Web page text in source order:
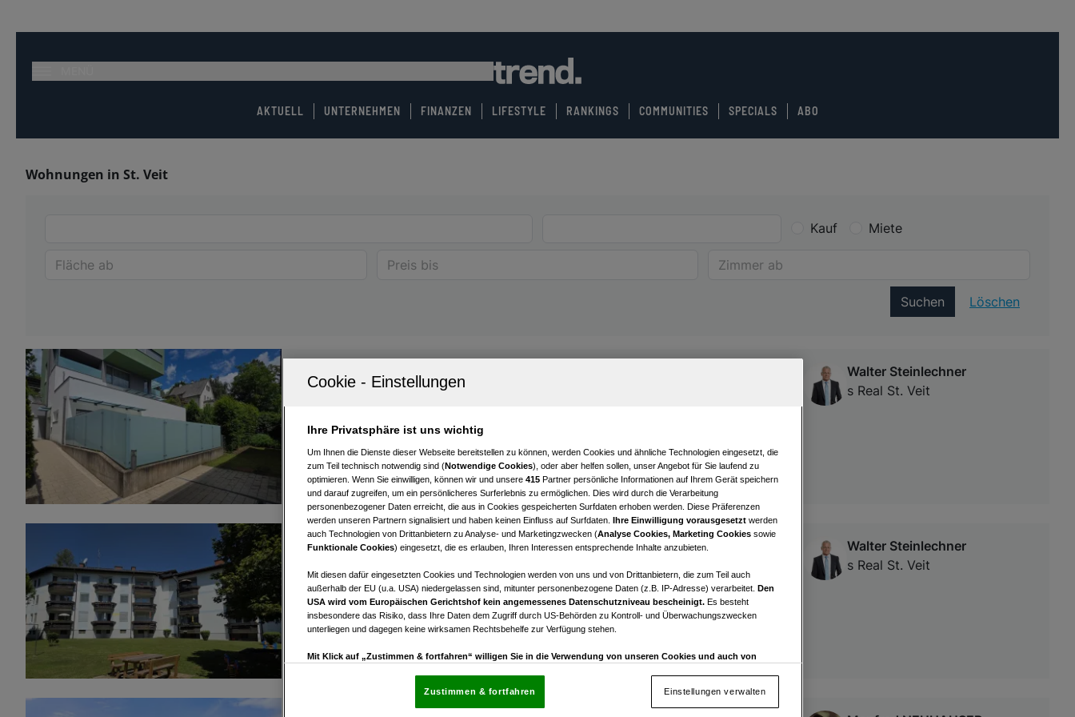
AKTUELL UNTERNEHMEN FINANZEN LIFESTYLE RANKINGS COMMUNITIES SPECIALS ABO
Wohnungen in St. Veit
Kauf Miete
Suchen Löschen
9300 St. Veit an der Glan
St. Veit/Glan - Top Eigentumswohnung
Zimmer
Walter Steinlechner
s Real St. Veit
9311 Kraig
47 m2
Wohnfläche
2
Zimmer
€ 100.000,00
Kaufpreis
Walter Steinlechner
s Real St. Veit
Ihre Privatsphäre ist uns wichtig
Um Ihnen die Dienste dieser Webseite bereitstellen zu können, werden Cookies und ähnliche Technologien eingesetzt, die
zum Teil technisch notwendig sind (Notwendige Cookies), oder aber helfen sollen, unser Angebot für Sie laufend zu
optimieren. Wenn Sie einwilligen, können wir und unsere 415 Partner persönliche Informationen auf Ihrem Gerät speichern
und darauf zugreifen, um ein persönlicheres Surferlebnis zu ermöglichen. Dies wird durch die Verarbeitung
personenbezogener Daten erreicht, die aus in Cookies gespeicherten Surfdaten erhoben werden. Diese Präferenzen
werden unseren Partnern signalisiert und haben keinen Einfluss auf Surfdaten. Ihre Einwilligung vorausgesetzt werden
auch Technologien von Drittanbietern zu Analyse- und Marketingzwecken (Analyse Cookies, Marketing Cookies sowie
Funktionale Cookies) eingesetzt, die es erlauben, Ihren Interessen entsprechende Inhalte anzubieten.
Mit diesen dafür eingesetzten Cookies und Technologien werden von uns und von Drittanbietern, die zum Teil auch
außerhalb der EU (u.a. USA) niedergelassen sind, mitunter personenbezogene Daten (z.B. IP-Adresse) verarbeitet. Den
USA wird vom Europäischen Gerichtshof kein angemessenes Datenschutzniveau bescheinigt. Es besteht
insbesondere das Risiko, dass Ihre Daten dem Zugriff durch US-Behörden zu Kontroll- und Überwachungszwecken
unterliegen und dagegen keine wirksamen Rechtsbehelfe zur Verfügung stehen.
Mit Klick auf „Zustimmen & fortfahren“ willigen Sie in die Verwendung von unseren Cookies und auch von
Einstellungen“, die sich auf jeder Seite unten im Footer befinden.
Einstellungen verwalten
Zustimmen & fortfahren